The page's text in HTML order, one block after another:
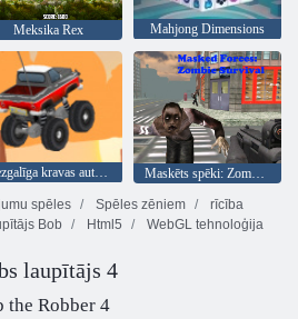
Meksika Rex Mahjong Dimensions
Bezgalīga kravas automašīna
Maskēts spēki: Zombie Survival
spēles Spēles zēniem
rīcība
Bob Html5 WebGL tehnoloģija
laupītājs 4
the Robber 4